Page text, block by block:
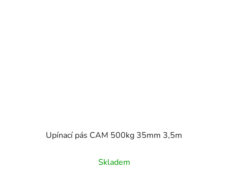
Upínací pás CAM 500kg 35mm 3,5m
Skladem